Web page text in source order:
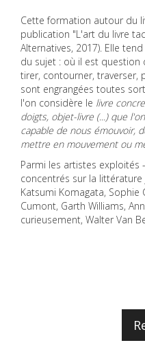
Cette formation autour du
publication "L'art du livre
Alternatives, 2017). Elle
du sujet : où il est question
tirer, contourner, traverser,
sont engrangées toutes
l'on considère le livre
doigts, objet-livre (...) que
capable de nous émouvoir,
mettre en mouvement ou
Parmi les artistes exploités
concentrés sur la littérature
Katsumi Komagata, Sophie
Cumont, Garth Williams,
curieusement, Walter Van